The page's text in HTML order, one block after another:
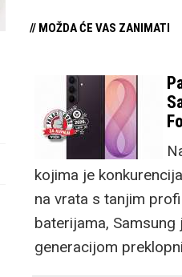
// MOŽDA ĆE VAS ZANIMATI
kojima je
na vrata s tanjim
baterijama,
generacijom